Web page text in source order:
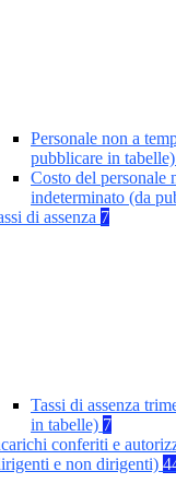
Personale non a
pubblicare in tabelle)
Costo del personale
indeterminato (da
di assenza 7
Tassi di assenza
in tabelle) 7
conferiti e
e non dirigenti)